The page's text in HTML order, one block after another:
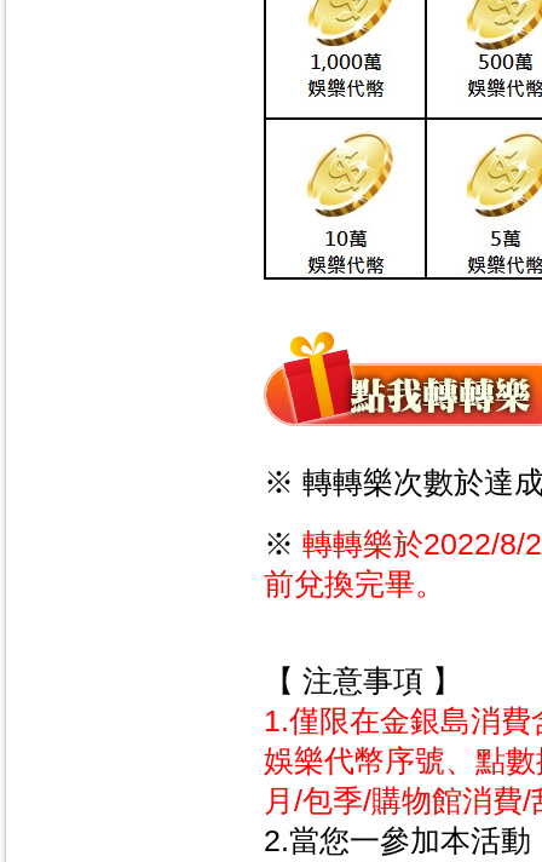
※ 轉轉樂次數於達
※ 轉轉樂於2022/8/
前兌換完畢。
【 注意事項 】
1.僅限在金銀島消
娛樂代幣序號、點
月/包季/購物館消費
2.當您一參加本活